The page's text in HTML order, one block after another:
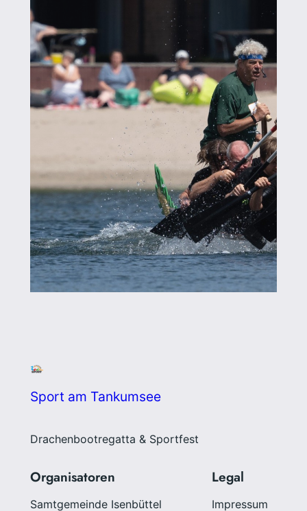
Sport am Tankumsee
Drachenbootregatta & Sportfest
Organisatoren
Samtgemeinde Isenbüttel
Legal
Impressum